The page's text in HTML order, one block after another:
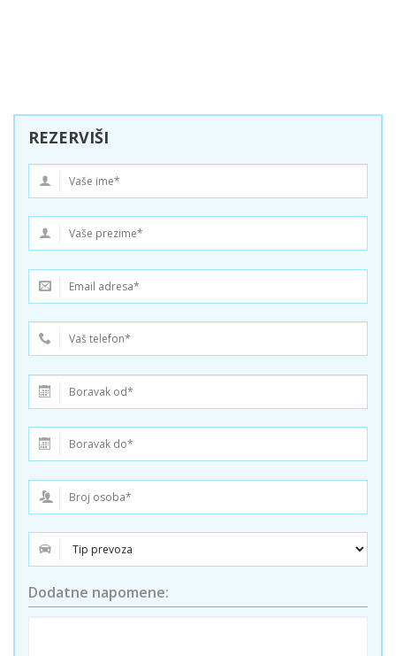
REZERVIŠI
Dodatne napomene: